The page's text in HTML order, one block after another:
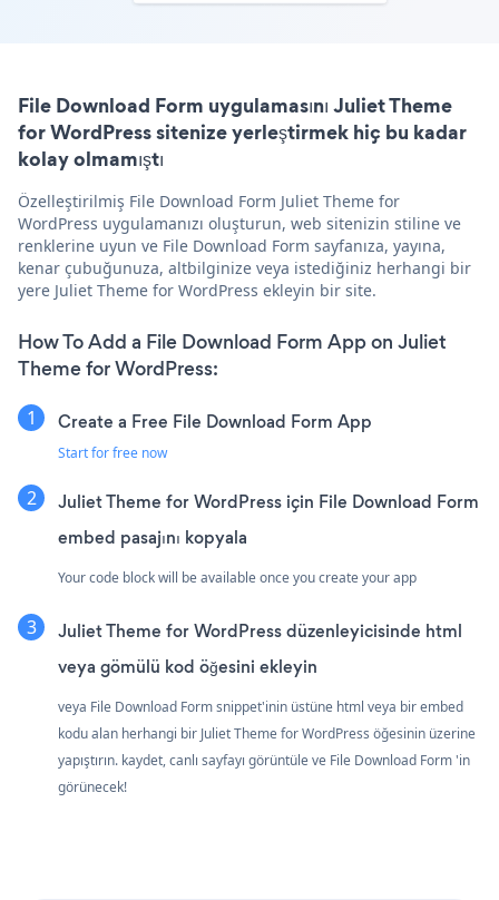
File Download Form uygulamasını Juliet Theme
for WordPress sitenize yerleştirmek hiç bu kadar
kolay olmamıştı
Özelleştirilmiş File Download Form Juliet Theme for
WordPress uygulamanızı oluşturun, web sitenizin stiline ve
renklerine uyun ve File Download Form sayfanıza, yayına,
kenar çubuğunuza, altbilginize veya istediğiniz herhangi bir
yere Juliet Theme for WordPress ekleyin bir site.
How To Add a File Download Form App on Juliet
Theme for WordPress:
Create a Free File Download Form App
Start for free now
Juliet Theme for WordPress için File Download Form
embed pasajını kopyala
Your code block will be available once you create your app
Juliet Theme for WordPress düzenleyicisinde html
veya gömülü kod öğesini ekleyin
veya File Download Form snippet'inin üstüne html veya bir embed
kodu alan herhangi bir Juliet Theme for WordPress öğesinin üzerine
yapıştırın. kaydet, canlı sayfayı görüntüle ve File Download Form 'in
görünecek!